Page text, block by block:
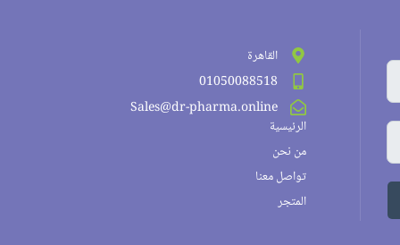
القاهرة
01050088518
Sales@dr-pharma.online
الرئيسية
من نحن
تواصل معنا
المتجر